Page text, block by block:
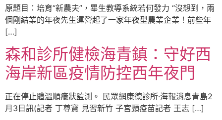
原題目：培育“新農夫”，畢生教導系統若何發力 “沒想到，兩
個剛結業的年夜先生運營起了一家年夜型農業企業！前些年
[…]
森和診所健檢海青鎮：守好西
海岸新區疫情防控西年夜門
正在停止體溫順癥狀監測。 民眾網康德診所·海報消息青島2
月3日訊(記者 丁尊寶 見習新竹 子宮頸疫苗記者 王志 […]